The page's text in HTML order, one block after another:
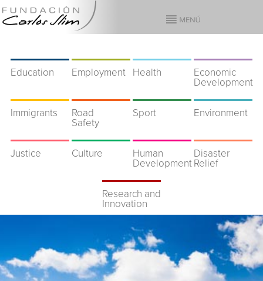
Education Employment Health
Economic
Development
Immigrants
Road
Safety
Sport Environment
Justice Culture
Human
Development
Disaster
Relief
Research and
Innovation